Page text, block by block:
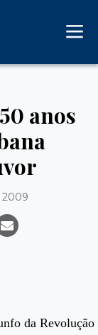
anos
2009
da Revolução